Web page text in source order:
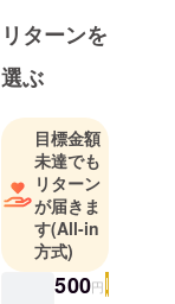
リターンを
選ぶ
目標金額
未達でも
リターン
が届きま
す(All-in
方式)
500円